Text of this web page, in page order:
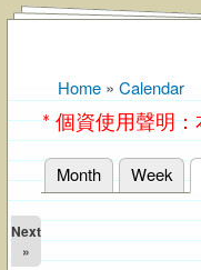
You are here
Home » Calendar
* 個資使用聲明
Primary tabs
Month Week
Next
»